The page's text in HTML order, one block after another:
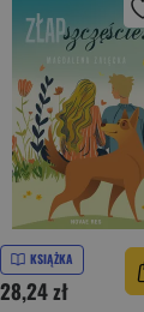
KSIĄŻKA
28,24 zł